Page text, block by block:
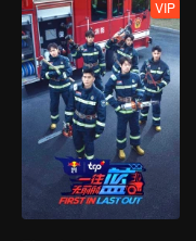
VIP